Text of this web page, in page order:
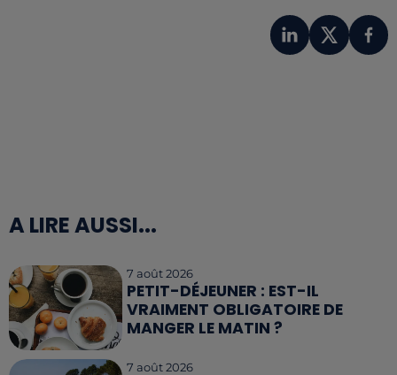
A LIRE AUSSI...
7 août 2026
PETIT-DÉJEUNER : EST-IL
VRAIMENT OBLIGATOIRE DE
MANGER LE MATIN ?
7 août 2026